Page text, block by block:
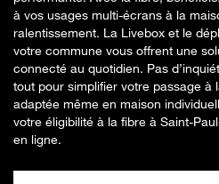
à vos usages multi-écrans à la
ralentissement. La Livebox et le
votre commune vous offrent une
connecté au quotidien. Pas
tout pour simplifier votre passage à
adaptée même en maison
votre éligibilité à la fibre à Saint-
en ligne.